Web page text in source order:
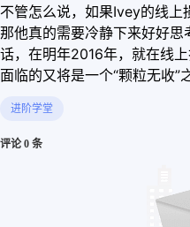
不管怎么说，如果Ivey的线上
那他真的需要冷静下来好好
话，在明年2016年，就在线
面临的又将是一个“颗粒无收”
进阶学堂
评论 0 条